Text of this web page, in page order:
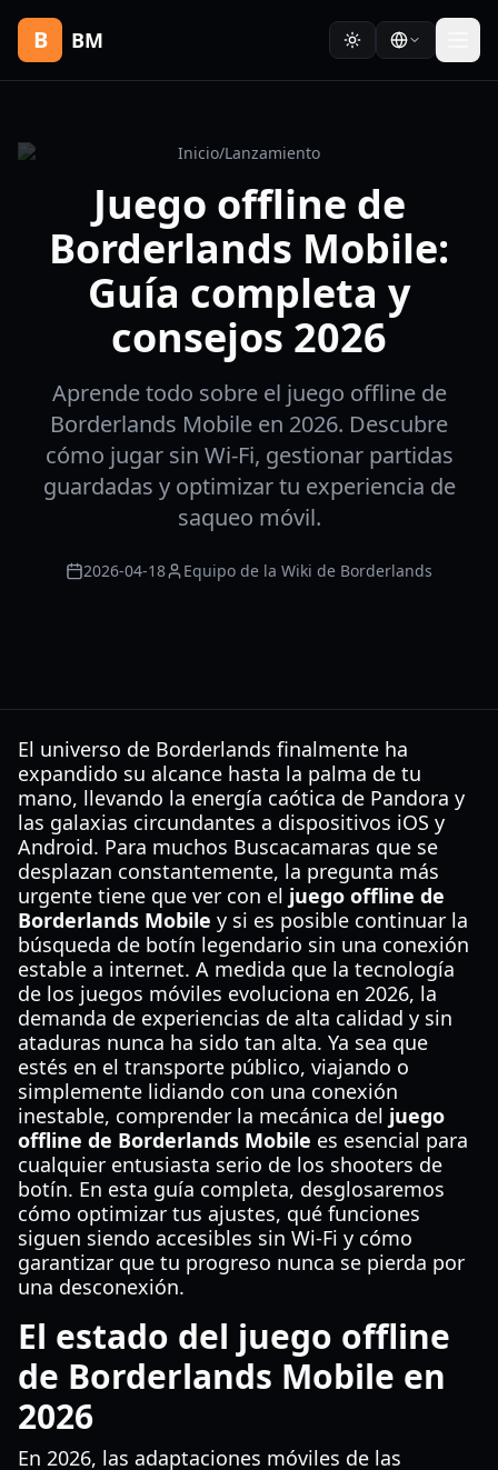
B BM
Inicio/Lanzamiento
Juego offline de
Borderlands Mobile:
Guía completa y
consejos 2026
Aprende todo sobre el juego offline de
Borderlands Mobile en 2026. Descubre
cómo jugar sin Wi-Fi, gestionar partidas
guardadas y optimizar tu experiencia de
saqueo móvil.
2026-04-18 Equipo de la Wiki de Borderlands
El universo de Borderlands finalmente ha
expandido su alcance hasta la palma de tu
mano, llevando la energía caótica de Pandora y
las galaxias circundantes a dispositivos iOS y
Android. Para muchos Buscacamaras que se
desplazan constantemente, la pregunta más
urgente tiene que ver con el juego offline de
Borderlands Mobile y si es posible continuar la
búsqueda de botín legendario sin una conexión
estable a internet. A medida que la tecnología
de los juegos móviles evoluciona en 2026, la
demanda de experiencias de alta calidad y sin
ataduras nunca ha sido tan alta. Ya sea que
estés en el transporte público, viajando o
simplemente lidiando con una conexión
inestable, comprender la mecánica del juego
offline de Borderlands Mobile es esencial para
cualquier entusiasta serio de los shooters de
botín. En esta guía completa, desglosaremos
cómo optimizar tus ajustes, qué funciones
siguen siendo accesibles sin Wi-Fi y cómo
garantizar que tu progreso nunca se pierda por
una desconexión.
El estado del juego offline
de Borderlands Mobile en
2026
En 2026, las adaptaciones móviles de las